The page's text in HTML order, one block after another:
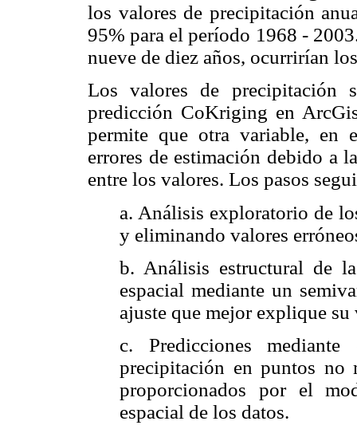
los valores de precipitación
95% para el período 1968 -
nueve de diez años, ocurrirían
Los valores de precipitación
predicción CoKriging en
permite que otra variable, en
errores de estimación debido a
entre los valores. Los pasos
a. Análisis exploratorio de
y eliminando valores
b. Análisis estructural de
espacial mediante un
ajuste que mejor explique
c. Predicciones
precipitación en puntos no
proporcionados por el
espacial de los datos.